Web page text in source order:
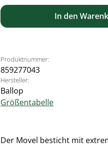
In den
Produktnummer:
859277043
Hersteller:
Ballop
Größentabelle
Der Movel besticht mit